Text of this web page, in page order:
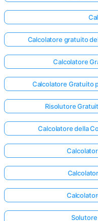
Calcolatore gratuito
Calcolatore
Calcolatore Gratuito
Risolutore
Calcolatore della